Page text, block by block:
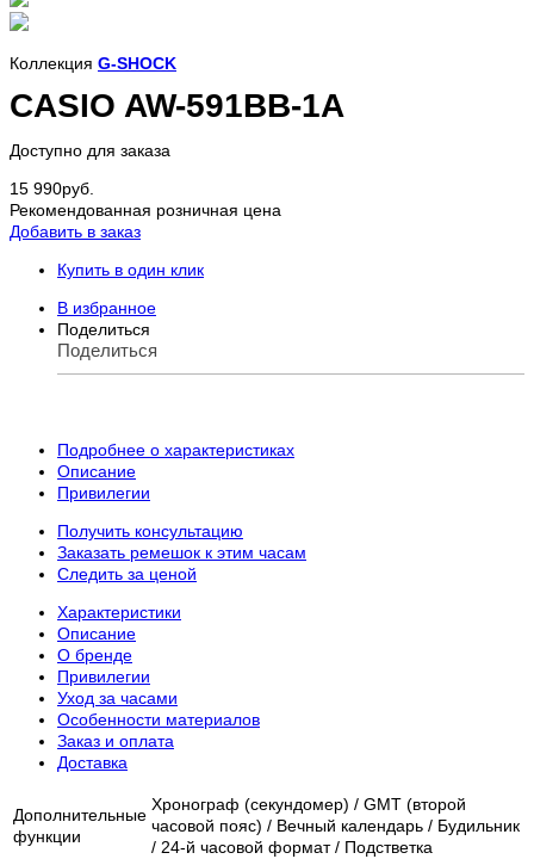
Коллекция G-SHOCK
CASIO AW-591BB-1A
Доступно для заказа
15 990руб.
Рекомендованная розничная цена
Добавить в заказ
Купить в один клик
В избранное
Поделиться
Поделиться
Подробнее о характеристиках
Описание
Привилегии
Получить консультацию
Заказать ремешок к этим часам
Следить за ценой
Характеристики
Описание
О бренде
Привилегии
Уход за часами
Особенности материалов
Заказ и оплата
Доставка
Дополнительные
функции
Хронограф (секундомер) / GMT (второй
часовой пояс) / Вечный календарь / Будильник
/ 24-й часовой формат / Подстветка